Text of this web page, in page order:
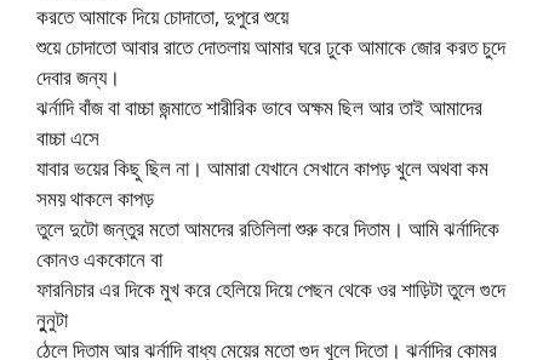
করতে আমাকে দিয়ে চোদাতো, দুপুরে শুয়ে
শুয়ে চোদাতো আবার রাতে দোতলায় আমার ঘরে ঢুকে আমাকে জোর করত চুদে
দেবার জন্য।
ঝর্নাদি বাঁজ বা বাচ্চা জন্মাতে শারীরিক ভাবে অক্ষম ছিল আর তাই আমাদের
বাচ্চা এসে
যাবার ভয়ের কিছু ছিল না। আমারা যেখানে সেখানে কাপড় খুলে অথবা কম
সময় থাকলে কাপড়
তুলে দুটো জন্তুর মতো আমদের রতিলিলা শুরু করে দিতাম। আমি ঝর্নাদিকে
কোনও এককোনে বা
ফারনিচার এর দিকে মুখ করে হেলিয়ে দিয়ে পেছন থেকে ওর শাড়িটা তুলে গুদে
নুুনুটা
ঠেলে দিতাম আর ঝর্নাদি বাধ্য মেয়ের মতো গুদ খুলে দিতো। ঝর্নাদির কোমর